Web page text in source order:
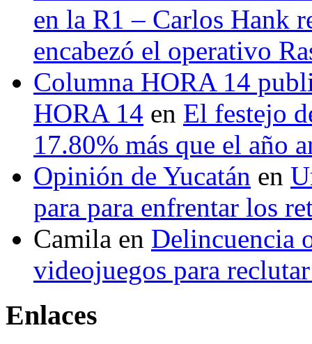
en la R1 – Carlos Hank
encabezó el operativo
Columna HORA 14
HORA 14 en El festejo
17.80% más que el año
Opinión de Yucatán en
para para enfrentar los
Camila en Delincuencia
videojuegos para
Enlaces